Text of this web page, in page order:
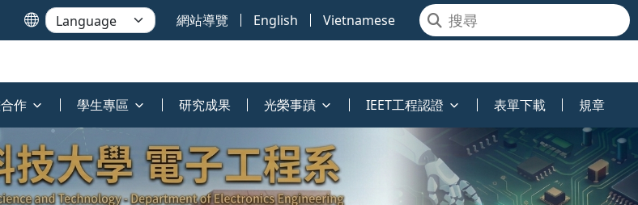
網站導覽 English Vietnamese
作 學生專區 研究成果 光榮事蹟 IEET工程認證 表單下載 規章